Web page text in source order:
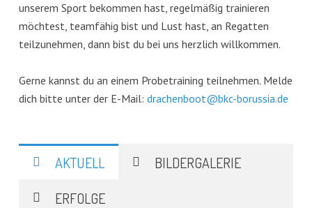
unserem Sport bekommen hast, regelmäßig trainieren
möchtest, teamfähig bist und Lust hast, an Regatten
teilzunehmen, dann bist du bei uns herzlich willkommen.
Gerne kannst du an einem Probetraining teilnehmen. Melde
dich bitte unter der E-Mail: drachenboot@bkc-borussia.de
AKTUELL
BILDERGALERIE
ERFOLGE